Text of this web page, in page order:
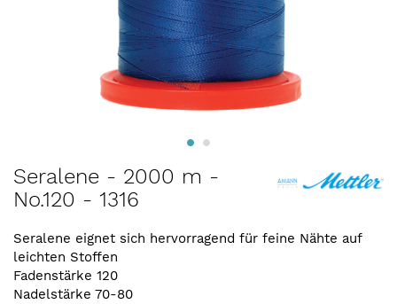
Anfang
der
springen
Seralene - 2000 m -
No.120 - 1316
Seralene eignet sich hervorragend für feine Nähte auf
leichten Stoffen
Fadenstärke 120
Nadelstärke 70-80